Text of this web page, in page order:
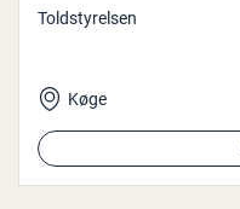
Toldstyrelsen
Køge